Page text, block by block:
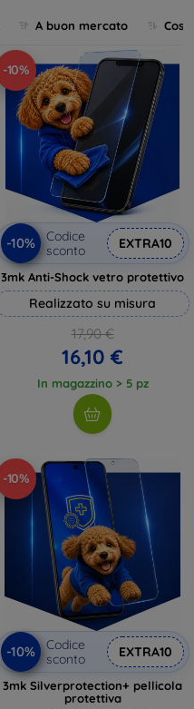
A buon mercato
-10%
-10%
Codice
sconto
EXTRA10
3mk Anti-Shock vetro protettivo
Realizzato su misura
17,90 €
16,10 €
In magazzino > 5 pz
-10%
-10%
Codice
sconto
EXTRA10
3mk Silverprotection+ pellicola
protettiva